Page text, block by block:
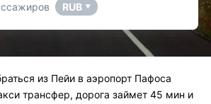
RUB ▼
из Пейи в аэропорт Пафоса
трансфер, дорога займет 45 мин и